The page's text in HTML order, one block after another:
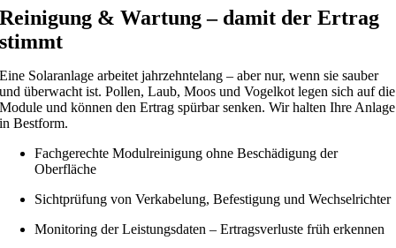
Reinigung & Wartung – damit der Ertrag
stimmt
Eine Solaranlage arbeitet jahrzehntelang – aber nur, wenn sie sauber
und überwacht ist. Pollen, Laub, Moos und Vogelkot legen sich auf die
Module und können den Ertrag spürbar senken. Wir halten Ihre Anlage
in Bestform.
Fachgerechte Modulreinigung ohne Beschädigung der
Oberfläche
Sichtprüfung von Verkabelung, Befestigung und Wechselrichter
Monitoring der Leistungsdaten – Ertragsverluste früh erkennen